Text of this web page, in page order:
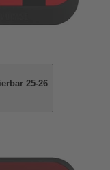
25-26